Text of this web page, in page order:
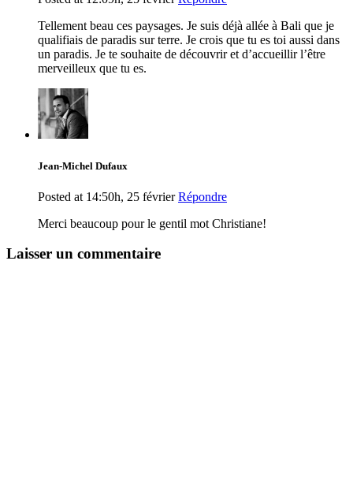
Tellement beau ces paysages. Je suis déjà allée à Bali que je
qualifiais de paradis sur terre. Je crois que tu es toi aussi dans
un paradis. Je te souhaite de découvrir et d’accueillir l’être
merveilleux que tu es.
Jean-Michel Dufaux
Posted at 14:50h, 25 février Répondre
Merci beaucoup pour le gentil mot Christiane!
Laisser un commentaire